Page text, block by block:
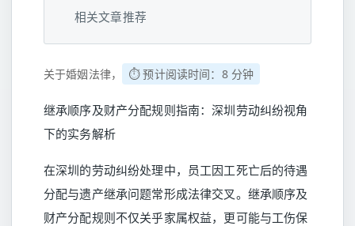
相关文章推荐
关于婚姻法律， ⏱️ 预计阅读时间：8 分钟
继承顺序及财产分配规则指南：深圳劳动纠纷视角
下的实务解析
在深圳的劳动纠纷处理中，员工因工死亡后的待遇
分配与遗产继承问题常形成法律交叉。继承顺序及
财产分配规则不仅关乎家属权益，更可能与工伤保